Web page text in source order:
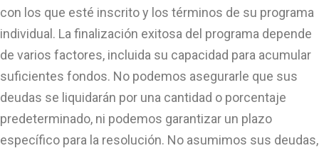
con los que esté inscrito y los términos de su programa
individual. La finalización exitosa del programa depende
de varios factores, incluida su capacidad para acumular
suficientes fondos. No podemos asegurarle que sus
deudas se liquidarán por una cantidad o porcentaje
predeterminado, ni podemos garantizar un plazo
específico para la resolución. No asumimos sus deudas,